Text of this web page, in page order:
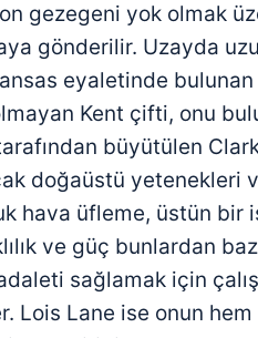
gezegeni yok olmak
gönderilir. Uzayda
eyaletinde
Kent çifti, onu
büyütülen
doğaüstü yetenekleri
hava üfleme, üstün bir
ve güç bunlardan
sağlamak için
Lois Lane ise onun